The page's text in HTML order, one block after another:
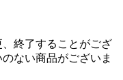
終了することがござ
ない商品がございま